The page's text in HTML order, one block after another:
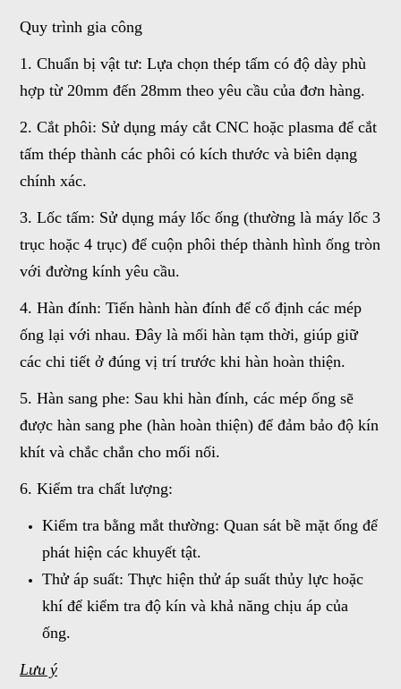
Quy trình gia công
1. Chuẩn bị vật tư: Lựa chọn thép tấm có độ dày phù
hợp từ 20mm đến 28mm theo yêu cầu của đơn hàng.
2. Cắt phôi: Sử dụng máy cắt CNC hoặc plasma để cắt
tấm thép thành các phôi có kích thước và biên dạng
chính xác.
3. Lốc tấm: Sử dụng máy lốc ống (thường là máy lốc 3
trục hoặc 4 trục) để cuộn phôi thép thành hình ống tròn
với đường kính yêu cầu.
4. Hàn đính: Tiến hành hàn đính để cố định các mép
ống lại với nhau. Đây là mối hàn tạm thời, giúp giữ
các chi tiết ở đúng vị trí trước khi hàn hoàn thiện.
5. Hàn sang phe: Sau khi hàn đính, các mép ống sẽ
được hàn sang phe (hàn hoàn thiện) để đảm bảo độ kín
khít và chắc chắn cho mối nối.
6. Kiểm tra chất lượng:
Kiểm tra bằng mắt thường: Quan sát bề mặt ống để
phát hiện các khuyết tật.
Thử áp suất: Thực hiện thử áp suất thủy lực hoặc
khí để kiểm tra độ kín và khả năng chịu áp của
ống.
Lưu ý